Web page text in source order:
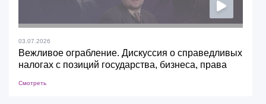
03.07.2026
Вежливое ограбление. Дискуссия о справедливых
налогах с позиций государства, бизнеса, права
Смотреть